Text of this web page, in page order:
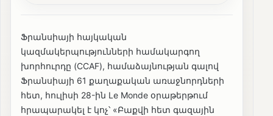
Ֆրանսիայի հայկական
կազմակերպությունների համակարգող
խորհուրդը (CCAF), համաձայնության գալով
Ֆրանսիայի 61 քաղաքական առաջնորդների
հետ, հուլիսի 28-ին Le Monde օրաթերթում
հրապարակել է կոչ՝ «Բաքվի հետ գազային